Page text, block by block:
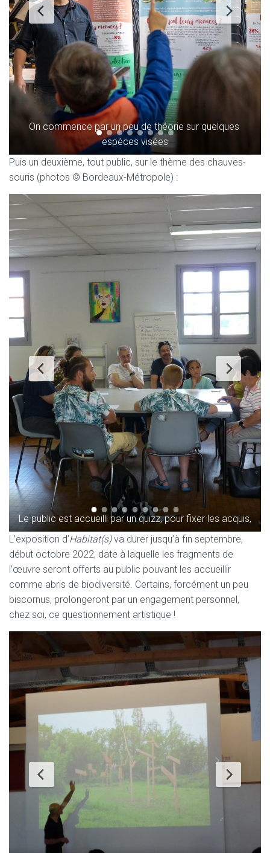
On commence par un peu de théorie sur quelques
espèces visées
Puis un deuxième, tout public, sur le thème des chauves-
souris (photos © Bordeaux-Métropole) :
Le public est accueilli par un quizz, pour fixer les acquis,
L’exposition d’Habitat(s)va durer jusqu’à fin septembre,
début octobre 2022, date à laquelle les fragments de
l’œuvre seront offerts au public pouvant les accueillir
comme abris de biodiversité. Certains, forcément un peu
biscornus, prolongeront par un engagement personnel,
chez soi, ce questionnement artistique !